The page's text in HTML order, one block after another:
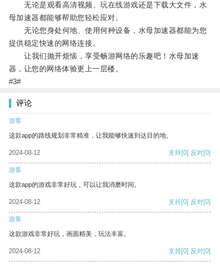
无论是观看高清视频、玩在线游戏还是下载大文件，水
母加速器都能够帮助您轻松应对。
无论您身处何地、使用何种设备，水母加速器都能为您
提供稳定快速的网络连接。
让我们抛开烦恼，享受畅游网络的乐趣吧！水母加速
器，让您的网络体验更上一层楼。
#3#
评论
游客
这款app的路线规划非常精准，让我能够快速到达目的地。
2024-08-12 支持[0] 反对[0]
游客
这款app的游戏非常好玩，可以让我消磨时间。
2024-08-12 支持[0] 反对[0]
游客
这款游戏非常好玩，画面精美，玩法丰富。
2024-08-12 支持[0] 反对[0]